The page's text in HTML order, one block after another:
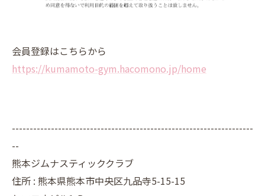
会員登録はこちらから
https://kumamoto-gym.hacomono.jp/home
--------------------------------------------------------------------
--
熊本ジムナスティッククラブ
住所 : 熊本県熊本市中央区九品寺5-15-15